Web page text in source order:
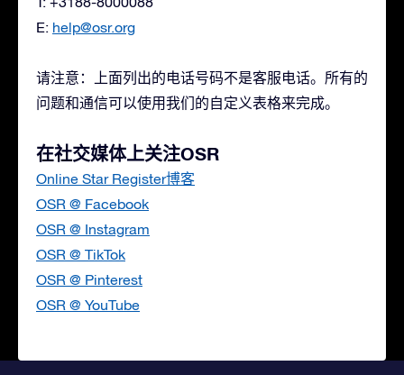
E: help@osr.org
请注意：上面列出的电话号码不是客服电话。所有的
问题和通信可以使用我们的自定义表格来完成。
在社交媒体上关注OSR
Online Star Register博客
OSR @ Facebook
OSR @ Instagram
OSR @ TikTok
OSR @ Pinterest
OSR @ YouTube